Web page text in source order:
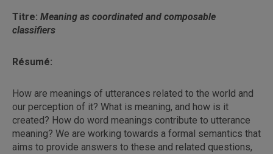
Titre: Meaning as coordinated and composable
classifiers
Résumé:
How are meanings of utterances related to the world and
our perception of it? What is meaning, and how is it
created? How do word meanings contribute to utterance
meaning? We are working towards a formal semantics that
aims to provide answers to these and related questions,